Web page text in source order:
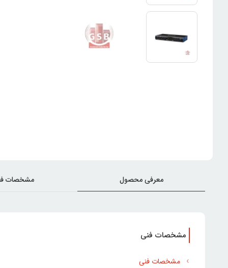
معرفی محصول مشخصات
مشخصات فنی
مشخصات فنی